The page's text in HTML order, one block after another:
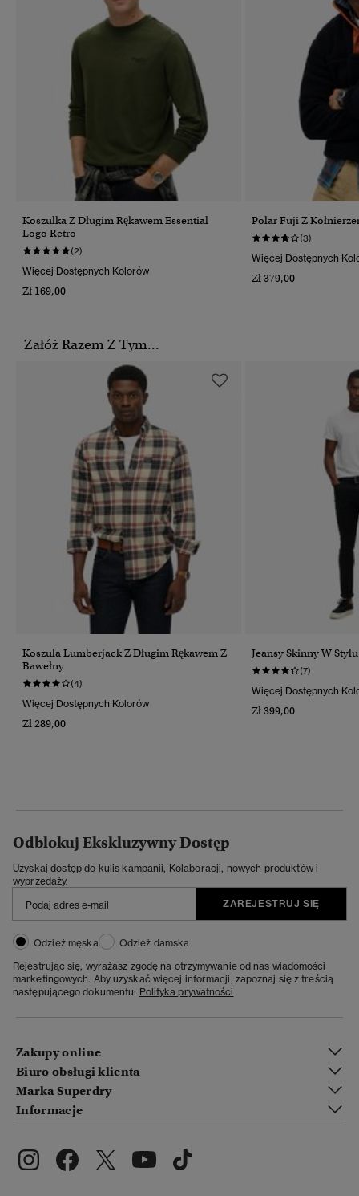
Koszulka Z Długim Rękawem Essential
Logo Retro
(2)
Więcej Dostępnych Kolorów
Zł 169,00
Polar Fuji Z
(3)
Więcej Dostępnych
Zł 379,00
Załóż Razem Z Tym...
Koszula Lumberjack Z Długim Rękawem Z
Bawełny
(4)
Więcej Dostępnych Kolorów
Zł 289,00
Jeansy Skinny W
(7)
Więcej Dostępnych
Zł 399,00
Odblokuj Ekskluzywny Dostęp
Uzyskaj dostęp do kulis kampanii, Kolaboracji, nowych produktów i
wyprzedaży.
ZAREJESTRUJ SIĘ
Odzież męska
Odzież damska
Rejestrując się, wyrażasz zgodę na otrzymywanie od nas wiadomości
marketingowych. Aby uzyskać więcej informacji, zapoznaj się z treścią
następującego dokumentu: Polityka prywatności
Zakupy online
Biuro obsługi klienta
Marka Superdry
Informacje